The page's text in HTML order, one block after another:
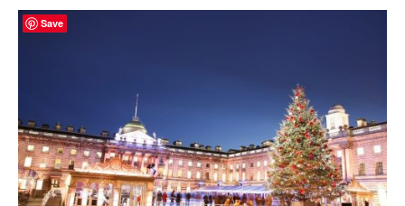
Save